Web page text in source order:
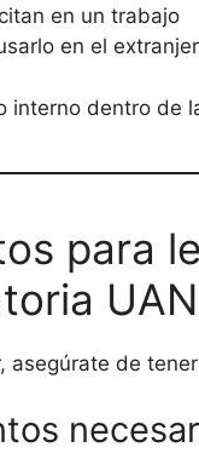
en un trabajo
en el
interno dentro de
para
asegúrate de